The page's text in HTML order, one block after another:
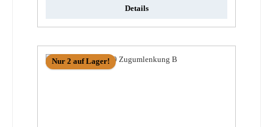
Details
Nur 2 auf Lager!